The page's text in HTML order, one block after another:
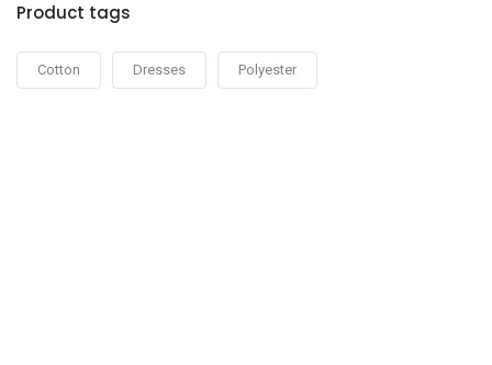
Product tags
Cotton Dresses Polyester